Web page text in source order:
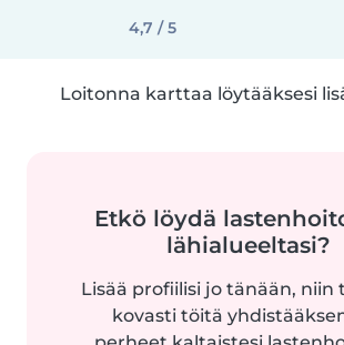
4,7 / 5
Loitonna karttaa löytääksesi
Etkö löydä
lähialueeltasi?
Lisää profiilisi jo tänään, niin
kovasti töitä